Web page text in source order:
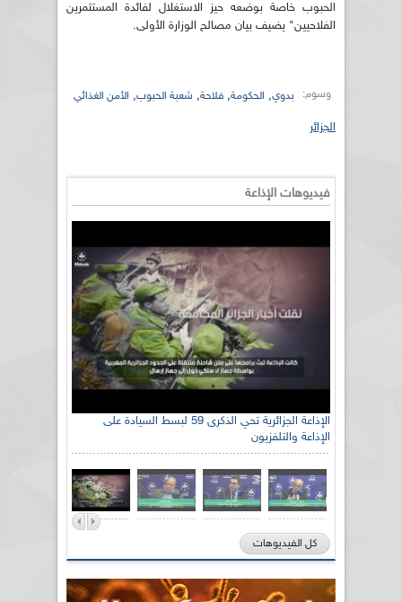
الحبوب خاصة بوضعه حيز الاستغلال لفائدة المستثمرين
الفلاحيين" يضيف بيان مصالح الوزارة الأولى.
وسوم: بدوي, الحكومة, فلاحة, شعبة الحبوب, الأمن الغذائي
الجزائر
فيديوهات الإذاعة
الإذاعة الجزائرية تحي الذكرى 59 لبسط السيادة على
الإذاعة والتلفزيون
رئيس اللجنة الوطنية الجزائرية للتضامن مع الشعب
الصحراوي السيد سعيد العياشي
كل الفيديوهات